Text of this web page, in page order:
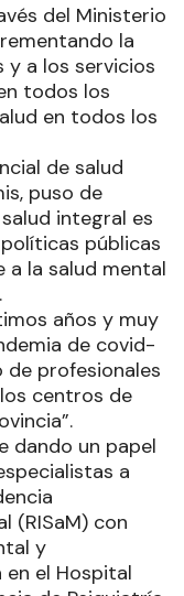
del Ministerio
la
y a los servicios
todos los
en todos los
de salud
puso de
integral es
públicas
a la salud mental
años y muy
de covid-
de profesionales
centros de
dando un papel
a
(RISaM) con
y
en el Hospital